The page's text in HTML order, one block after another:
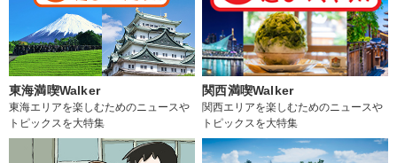
東海満喫Walker
東海エリアを楽しむためのニュースや
トピックスを大特集
関西満喫Walker
関西エリアを楽しむためのニュースや
トピックスを大特集